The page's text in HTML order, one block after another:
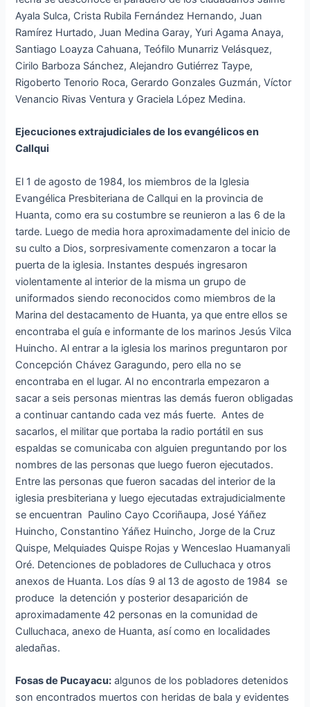
Ayala Sulca, Crista Rubila Fernández Hernando, Juan
Ramírez Hurtado, Juan Medina Garay, Yuri Agama Anaya,
Santiago Loayza Cahuana, Teófilo Munarriz Velásquez,
Cirilo Barboza Sánchez, Alejandro Gutiérrez Taype,
Rigoberto Tenorio Roca, Gerardo Gonzales Guzmán, Víctor
Venancio Rivas Ventura y Graciela López Medina.
Ejecuciones extrajudiciales de los evangélicos en
Callqui
El 1 de agosto de 1984, los miembros de la Iglesia
Evangélica Presbiteriana de Callqui en la provincia de
Huanta, como era su costumbre se reunieron a las 6 de la
tarde. Luego de media hora aproximadamente del inicio de
su culto a Dios, sorpresivamente comenzaron a tocar la
puerta de la iglesia. Instantes después ingresaron
violentamente al interior de la misma un grupo de
uniformados siendo reconocidos como miembros de la
Marina del destacamento de Huanta, ya que entre ellos se
encontraba el guía e informante de los marinos Jesús Vilca
Huincho. Al entrar a la iglesia los marinos preguntaron por
Concepción Chávez Garagundo, pero ella no se
encontraba en el lugar. Al no encontrarla empezaron a
sacar a seis personas mientras las demás fueron obligadas
a continuar cantando cada vez más fuerte. Antes de
sacarlos, el militar que portaba la radio portátil en sus
espaldas se comunicaba con alguien preguntando por los
nombres de las personas que luego fueron ejecutados.
Entre las personas que fueron sacadas del interior de la
iglesia presbiteriana y luego ejecutadas extrajudicialmente
se encuentran Paulino Cayo Ccoriñaupa, José Yáñez
Huincho, Constantino Yáñez Huincho, Jorge de la Cruz
Quispe, Melquiades Quispe Rojas y Wenceslao Huamanyali
Oré. Detenciones de pobladores de Culluchaca y otros
anexos de Huanta. Los días 9 al 13 de agosto de 1984 se
produce la detención y posterior desaparición de
aproximadamente 42 personas en la comunidad de
Culluchaca, anexo de Huanta, así como en localidades
aledañas.
Fosas de Pucayacu: algunos de los pobladores detenidos
son encontrados muertos con heridas de bala y evidentes